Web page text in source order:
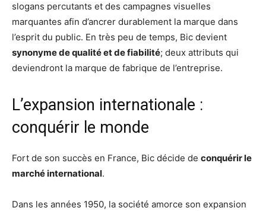
slogans percutants et des campagnes visuelles
marquantes afin d’ancrer durablement la marque dans
l’esprit du public. En très peu de temps, Bic devient
synonyme de qualité et de fiabilité; deux attributs qui
deviendront la marque de fabrique de l’entreprise.
L’expansion internationale :
conquérir le monde
Fort de son succès en France, Bic décide de conquérir le
marché international.
Dans les années 1950, la société amorce son expansion